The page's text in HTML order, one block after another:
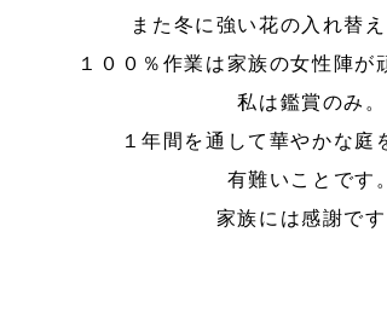
また冬に強い花の入れ替え
１００％作業は家族の女性陣が
私は鑑賞のみ。
１年間を通して華やかな庭
有難いことです。
家族には感謝です